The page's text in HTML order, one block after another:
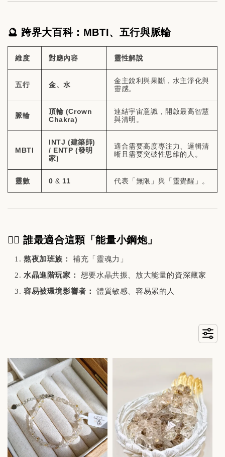
🔮 跨界大百科：MBTI、五行與脈輪
維度 對應內容 靈性解說
五行 金、水
金主銳利與果斷，水主淨化與
靈感。
脈輪
頂輪 (Crown
Chakra)
連結宇宙意識，開啟最高智慧
與清明。
MBTI
INTJ (建築師)
/ ENTP (發明
家)
適合需要高度專注力、邏輯清
晰且需要突破性思維的人。
靈數 0 &11 代表「無限」與「靈覺醒」。
🙋‍♂️ 誰最適合這顆「能量小鋼炮」
熬夜加班族：
補充「靈魂力」
水晶進階玩家：
想要水晶共振、放大能量的資深藏家
容易被環境影響者：
體質敏感、容易累的人